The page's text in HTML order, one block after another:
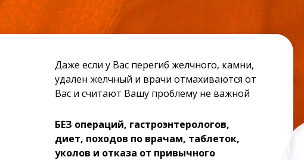
Даже если у Вас перегиб желчного, камни,
удален желчный и врачи отмахиваются от
Вас и считают Вашу проблему не важной
БЕЗ операций, гастроэнтерологов,
диет, походов по врачам, таблеток,
уколов и отказа от привычного